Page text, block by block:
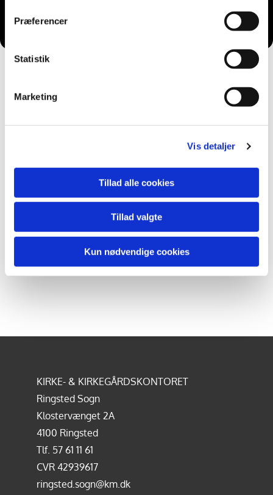
Præferencer
Statistik
Marketing
Vis detaljer
Tillad alle cookies
Tillad valgte
Kun nødvendige cookies
Du vil måske også kunne lide...
KIRKE- & KIRKEGÅRDSKONTORET
Ringsted Sogn
Klostervænget 2A
4100 Ringsted
Tlf. 57 61 11 61
CVR 42939617
ringsted.sogn@km.dk